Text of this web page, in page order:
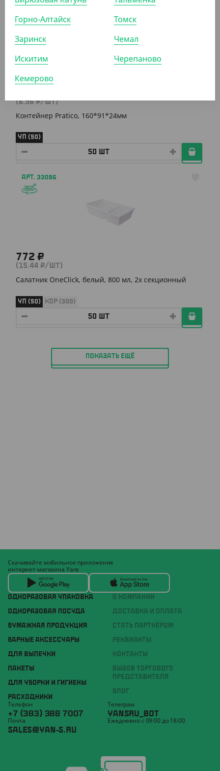
(6.96 ₽/ШТ)
Контейнер Pratico, 160*91*24мм
УП (50)
АРТ. 33086
772 ₽
(15.44 ₽/ШТ)
Салатник OneClick, белый, 800 мл, 2х секционный
УП (50) КОР (300)
ПОКАЗАТЬ ЕЩЁ
ОДНОРАЗОВАЯ УПАКОВКА
ОДНОРАЗОВАЯ ПОСУДА
БУМАЖНАЯ ПРОДУКЦИЯ
БАРНЫЕ АКСЕССУАРЫ
ДЛЯ ВЫПЕЧКИ
ПАКЕТЫ
ДЛЯ УБОРКИ И ГИГИЕНЫ
РАСХОДНИКИ
О КОМПАНИИ
ДОСТАВКА И ОПЛАТА
СТАТЬ ПАРТНЁРОМ
РЕКВИЗИТЫ
КОНТАКТЫ
ВЫЗОВ ТОРГОВОГО
ПРЕДСТАВИТЕЛЯ
БЛОГ
Скачивайте мобильное приложение
интернет-магазина Yans
Телефон
+7 (383) 388 7007
Телеграм
YANSRU_BOT
Почта
SALES@YAN-S.RU
Ежедневно с 09:00 до 18:00
Горно-Алтайск
Заринск
Искитим
Кемерово
Томск
Чемал
Черепаново